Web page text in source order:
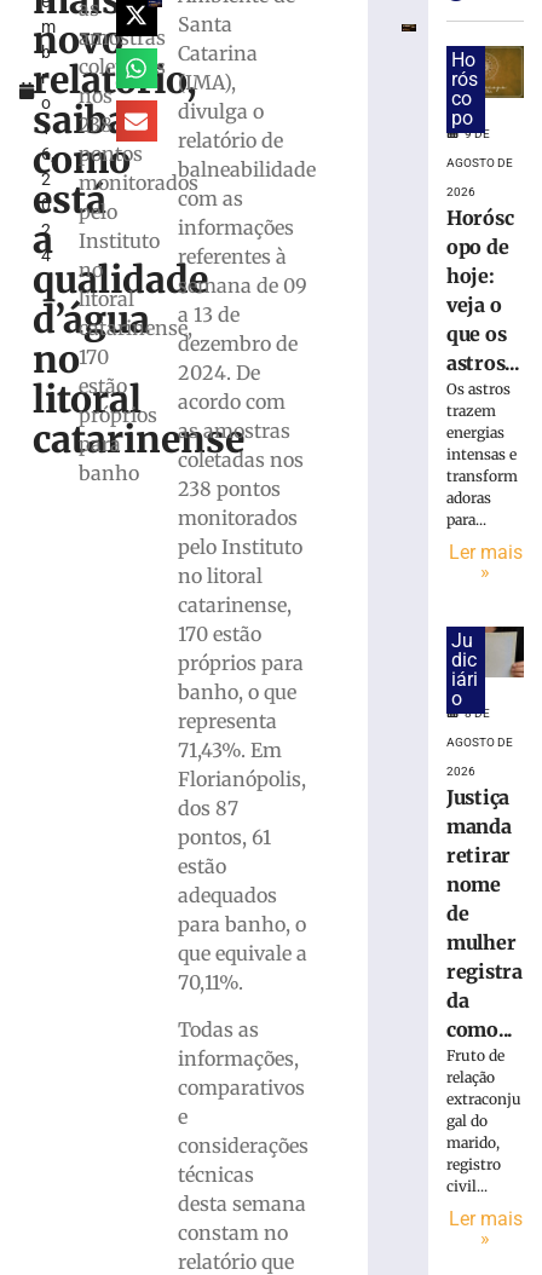
m
b
r
o
1
6,
2
0
2
4
novo
relatório,
saiba
como
está
a
qualidade
d’água
no
litoral
catarinense
as
amostras
coletadas
nos
238
pontos
monitorados
pelo
Instituto
no
litoral
catarinense,
170
estão
próprios
para
banho
Santa
Catarina
(IMA),
divulga o
relatório de
balneabilidade
com as
informações
referentes à
semana de 09
a 13 de
dezembro de
2024. De
acordo com
as amostras
coletadas nos
238 pontos
monitorados
pelo Instituto
no litoral
catarinense,
170 estão
próprios para
banho, o que
representa
71,43%. Em
Florianópolis,
dos 87
pontos, 61
estão
adequados
para banho, o
que equivale a
70,11%.
Todas as
informações,
comparativos
e
considerações
técnicas
desta semana
constam no
relatório que
Paulo
confirma
casos
sarampo;
vacinaram
CERVEJA:
sobre
consumo
moderado
Hospital
atualiza
estado
saúde
trabalhador
ferido
durante
montagem
estrutura
Ho
rós
co
po
9 DE
AGOSTO DE
2026
Horósc
opo de
hoje:
veja o
que os
astros...
Os astros
trazem
energias
intensas e
transform
adoras
para...
Ler mais
»
Ju
dic
iári
o
8 DE
AGOSTO DE
2026
Justiça
manda
retirar
nome
de
mulher
registra
da
como...
Fruto de
relação
extraconju
gal do
marido,
registro
civil...
Ler mais
»